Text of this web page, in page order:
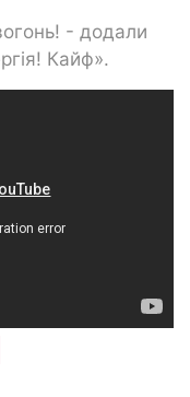
- додали
Кайф».